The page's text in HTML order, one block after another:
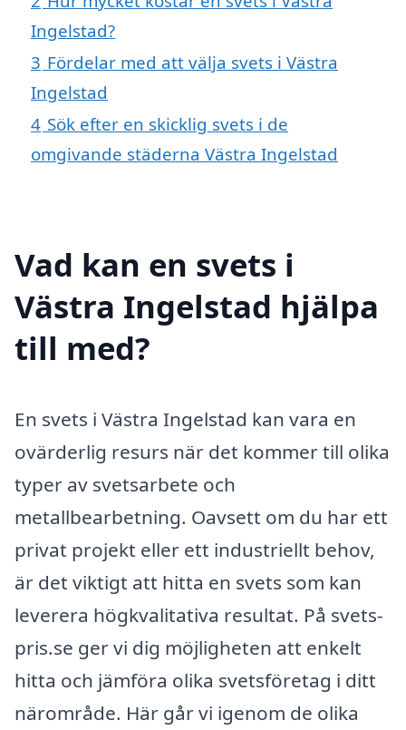
Ingelstad?
3 Fördelar med att välja svets i Västra
Ingelstad
4 Sök efter en skicklig svets i de
omgivande städerna Västra Ingelstad
Vad kan en svets i
Västra Ingelstad hjälpa
till med?
En svets i Västra Ingelstad kan vara en
ovärderlig resurs när det kommer till olika
typer av svetsarbete och
metallbearbetning. Oavsett om du har ett
privat projekt eller ett industriellt behov,
är det viktigt att hitta en svets som kan
leverera högkvalitativa resultat. På svets-
pris.se ger vi dig möjligheten att enkelt
hitta och jämföra olika svetsföretag i ditt
närområde. Här går vi igenom de olika